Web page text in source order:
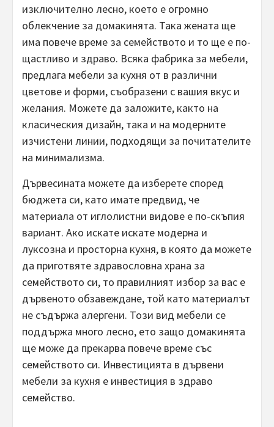
изключително лесно, което е огромно
облекчение за домакинята. Така жената ще
има повече време за семейството и то ще е по-
щастливо и здраво. Всяка фабрика за мебели,
предлага мебели за кухня от в различни
цветове и форми, съобразени с вашия вкус и
желания. Можете да заложите, както на
класическия дизайн, така и на модерните
изчистени линии, подходящи за почитателите
на минимализма.
Дървесината можете да изберете според
бюджета си, като имате предвид, че
материала от иглолистни видове е по-скъпия
вариант. Ако искате искате модерна и
луксозна и просторна кухня, в която да можете
да приготвяте здравословна храна за
семейството си, то правилният избор за вас е
дървеното обзавеждане, той като материалът
не съдържа алергени. Този вид мебели се
поддържа много лесно, ето защо домакинята
ще може да прекарва повече време със
семейството си. Инвестицията в дървени
мебели за кухня е инвестиция в здраво
семейство.